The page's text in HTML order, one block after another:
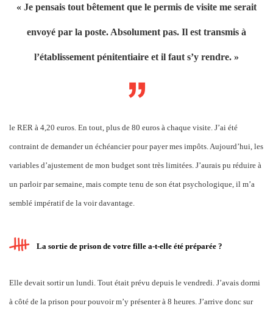
« Je pensais tout bêtement que le permis de visite me serait
envoyé par la poste. Absolument pas. Il est transmis à
l’établissement pénitentiaire et il faut s’y rendre. »
le RER à 4,20 euros. En tout, plus de 80 euros à chaque visite. J’ai été
contraint de demander un échéancier pour payer mes impôts. Aujourd’hui, les
variables d’ajustement de mon budget sont très limitées. J’aurais pu réduire à
un parloir par semaine, mais compte tenu de son état psychologique, il m’a
semblé impératif de la voir davantage.
La sortie de prison de votre fille a-t-elle été préparée ?
Elle devait sortir un lundi. Tout était prévu depuis le vendredi. J’avais dormi
à côté de la prison pour pouvoir m’y présenter à 8 heures. J’arrive donc sur